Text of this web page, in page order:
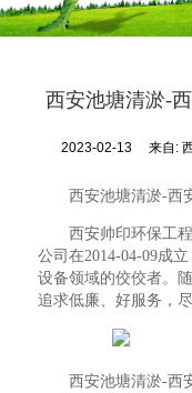
西安池塘清淤-
2023-02-13 来自:
西安池塘清淤-西
西安帅印环保工
公司在2014-04-09成
设备领域的佼佼者。
追求低廉、好服务，
西安池塘清淤-西